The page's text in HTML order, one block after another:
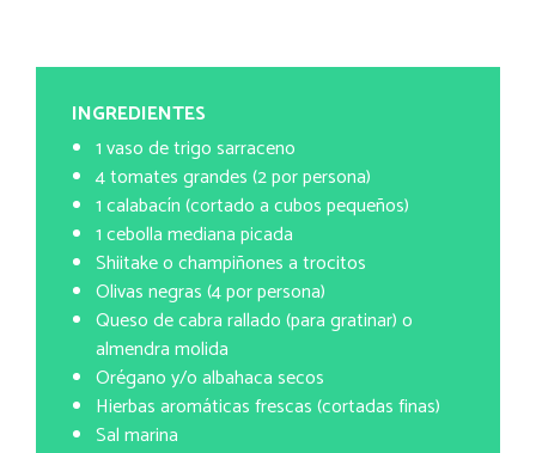
INGREDIENTES
1 vaso de trigo sarraceno
4 tomates grandes (2 por persona)
1 calabacín (cortado a cubos pequeños)
1 cebolla mediana picada
Shiitake o champiñones a trocitos
Olivas negras (4 por persona)
Queso de cabra rallado (para gratinar) o
almendra molida
Orégano y/o albahaca secos
Hierbas aromáticas frescas (cortadas finas)
Sal marina